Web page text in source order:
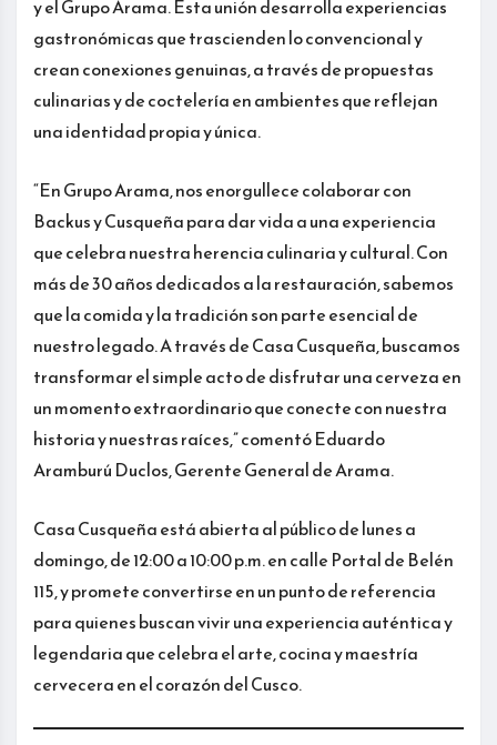
y el Grupo Arama. Esta unión desarrolla experiencias
gastronómicas que trascienden lo convencional y
crean conexiones genuinas, a través de propuestas
culinarias y de coctelería en ambientes que reflejan
una identidad propia y única.
“En Grupo Arama, nos enorgullece colaborar con
Backus y Cusqueña para dar vida a una experiencia
que celebra nuestra herencia culinaria y cultural. Con
más de 30 años dedicados a la restauración, sabemos
que la comida y la tradición son parte esencial de
nuestro legado. A través de Casa Cusqueña, buscamos
transformar el simple acto de disfrutar una cerveza en
un momento extraordinario que conecte con nuestra
historia y nuestras raíces,” comentó Eduardo
Aramburú Duclos, Gerente General de Arama.
Casa Cusqueña está abierta al público de lunes a
domingo, de 12:00 a 10:00 p.m. en calle Portal de Belén
115, y promete convertirse en un punto de referencia
para quienes buscan vivir una experiencia auténtica y
legendaria que celebra el arte, cocina y maestría
cervecera en el corazón del Cusco.